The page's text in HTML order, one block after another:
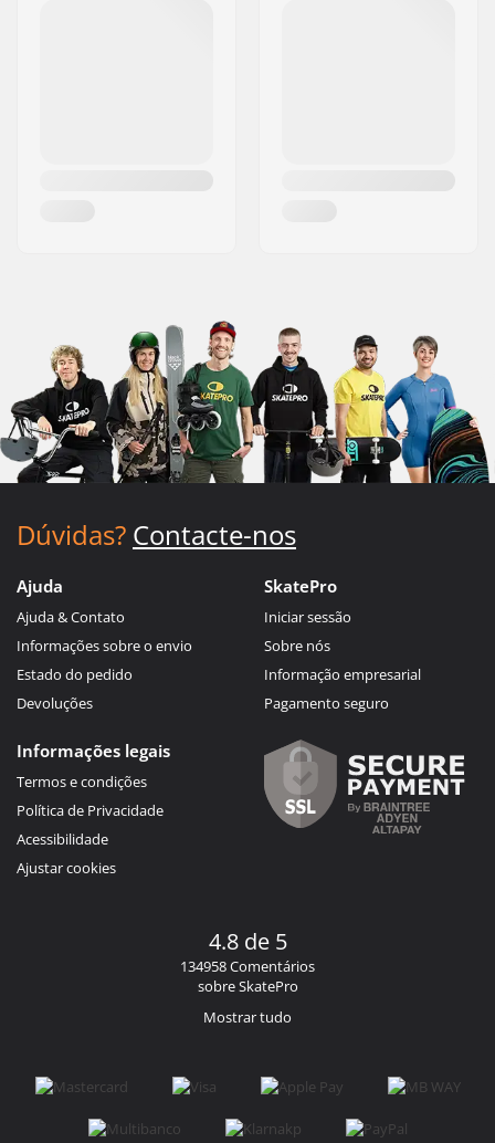
Dúvidas? Contacte-nos
Ajuda
Ajuda & Contato
Informações sobre o envio
Estado do pedido
Devoluções
SkatePro
Iniciar sessão
Sobre nós
Informação empresarial
Pagamento seguro
Informações legais
Termos e condições
Política de Privacidade
Acessibilidade
Ajustar cookies
4.8 de 5
134958 Comentários
sobre SkatePro
Mostrar tudo